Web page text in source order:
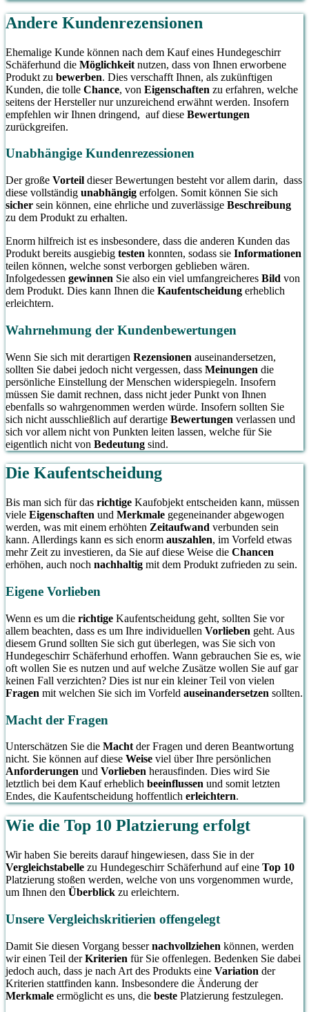
Andere Kundenrezensionen
Ehemalige Kunde können nach dem Kauf eines Hundegeschirr
Schäferhund die Möglichkeit nutzen, dass von Ihnen erworbene
Produkt zu bewerben. Dies verschafft Ihnen, als zukünftigen
Kunden, die tolle Chance, von Eigenschaften zu erfahren, welche
seitens der Hersteller nur unzureichend erwähnt werden. Insofern
empfehlen wir Ihnen dringend, auf diese Bewertungen
zurückgreifen.
Unabhängige Kundenrezessionen
Der große Vorteil dieser Bewertungen besteht vor allem darin, dass
diese vollständig unabhängig erfolgen. Somit können Sie sich
sicher sein können, eine ehrliche und zuverlässige Beschreibung
zu dem Produkt zu erhalten.
Enorm hilfreich ist es insbesondere, dass die anderen Kunden das
Produkt bereits ausgiebig testen konnten, sodass sie Informationen
teilen können, welche sonst verborgen geblieben wären.
Infolgedessen gewinnen Sie also ein viel umfangreicheres Bild von
dem Produkt. Dies kann Ihnen die Kaufentscheidung erheblich
erleichtern.
Wahrnehmung der Kundenbewertungen
Wenn Sie sich mit derartigen Rezensionen auseinandersetzen,
sollten Sie dabei jedoch nicht vergessen, dass Meinungen die
persönliche Einstellung der Menschen widerspiegeln. Insofern
müssen Sie damit rechnen, dass nicht jeder Punkt von Ihnen
ebenfalls so wahrgenommen werden würde. Insofern sollten Sie
sich nicht ausschließlich auf derartige Bewertungen verlassen und
sich vor allem nicht von Punkten leiten lassen, welche für Sie
eigentlich nicht von Bedeutung sind.
Die Kaufentscheidung
Bis man sich für das richtige Kaufobjekt entscheiden kann, müssen
viele Eigenschaften und Merkmale gegeneinander abgewogen
werden, was mit einem erhöhten Zeitaufwand verbunden sein
kann. Allerdings kann es sich enorm auszahlen, im Vorfeld etwas
mehr Zeit zu investieren, da Sie auf diese Weise die Chancen
erhöhen, auch noch nachhaltig mit dem Produkt zufrieden zu sein.
Eigene Vorlieben
Wenn es um die richtige Kaufentscheidung geht, sollten Sie vor
allem beachten, dass es um Ihre individuellen Vorlieben geht. Aus
diesem Grund sollten Sie sich gut überlegen, was Sie sich von
Hundegeschirr Schäferhund erhoffen. Wann gebrauchen Sie es, wie
oft wollen Sie es nutzen und auf welche Zusätze wollen Sie auf gar
keinen Fall verzichten? Dies ist nur ein kleiner Teil von vielen
Fragen mit welchen Sie sich im Vorfeld auseinandersetzen sollten.
Macht der Fragen
Unterschätzen Sie die Macht der Fragen und deren Beantwortung
nicht. Sie können auf diese Weise viel über Ihre persönlichen
Anforderungen und Vorlieben herausfinden. Dies wird Sie
letztlich bei dem Kauf erheblich beeinflussen und somit letzten
Endes, die Kaufentscheidung hoffentlich erleichtern.
Wie die Top 10 Platzierung erfolgt
Wir haben Sie bereits darauf hingewiesen, dass Sie in der
Vergleichstabelle zu Hundegeschirr Schäferhund auf eine Top 10
Platzierung stoßen werden, welche von uns vorgenommen wurde,
um Ihnen den Überblick zu erleichtern.
Unsere Vergleichskritierien offengelegt
Damit Sie diesen Vorgang bessernachvollziehen können, werden
wir einen Teil derKriterien für Sie offenlegen. Bedenken Sie dabei
jedoch auch, dass je nach Art des Produkts eine Variation der
Kriterien stattfinden kann. Insbesondere die Änderung der
Merkmale ermöglicht es uns, die beste Platzierung festzulegen.